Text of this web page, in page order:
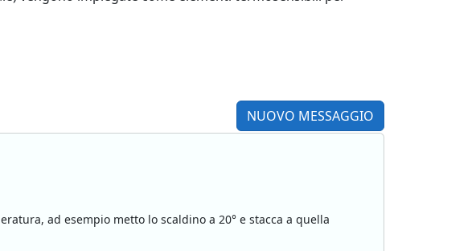
NUOVO MESSAGGIO
ad esempio metto lo scaldino a 20° e stacca a quella